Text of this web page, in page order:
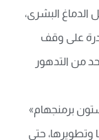
الدماغ البشرى،
على وقف
من التدهور
برمنجهام»
وتطويرها، حتى